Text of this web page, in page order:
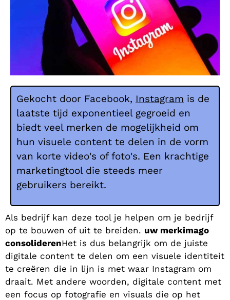
Gekocht door Facebook, Instagram is de
laatste tijd exponentieel gegroeid en
biedt veel merken de mogelijkheid om
hun visuele content te delen in de vorm
van korte video's of foto's. Een krachtige
marketingtool die steeds meer
gebruikers bereikt.
Als bedrijf kan deze tool je helpen om je bedrijf
op te bouwen of uit te breiden. uw merkimago
consoliderenHet is dus belangrijk om de juiste
digitale content te delen om een visuele identiteit
te creëren die in lijn is met waar Instagram om
draait. Met andere woorden, digitale content met
een focus op fotografie en visuals die op het